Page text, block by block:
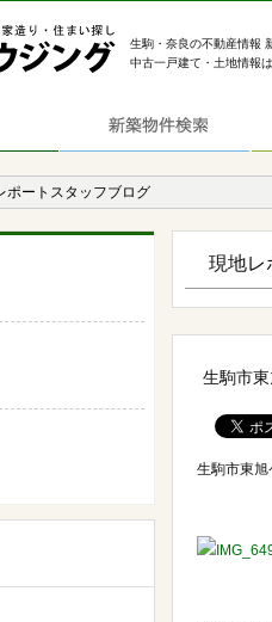
生駒・奈良の不動産情報
中古一戸建て・土地情報
ポートスタッフブログ
現地レ
生駒市
生駒市東